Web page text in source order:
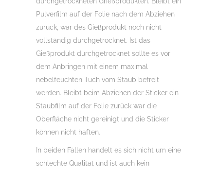
Pulverfilm auf der Folie nach dem Abziehen
zurück, war des Gießprodukt noch nicht
vollständig durchgetrocknet. Ist das
Gießprodukt durchgetrocknet sollte es vor
dem Anbringen mit einem maximal
nebelfeuchten Tuch vom Staub befreit
werden. Bleibt beim Abziehen der Sticker ein
Staubfilm auf der Folie zurück war die
Oberfläche nicht gereinigt und die Sticker
können nicht haften.
In beiden Fällen handelt es sich nicht um eine
schlechte Qualität und ist auch kein